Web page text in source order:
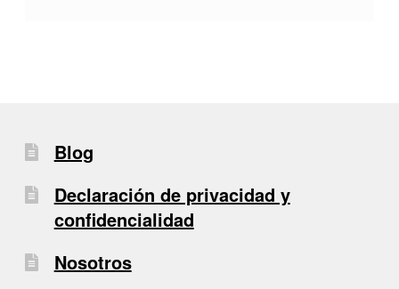
Blog
Declaración de privacidad y
confidencialidad
Nosotros